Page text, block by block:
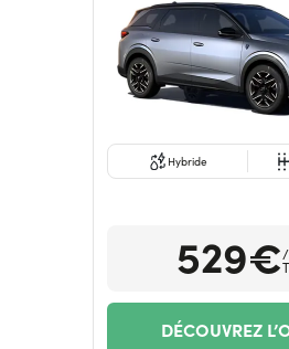
Hybride
529€
DÉCOUVREZ